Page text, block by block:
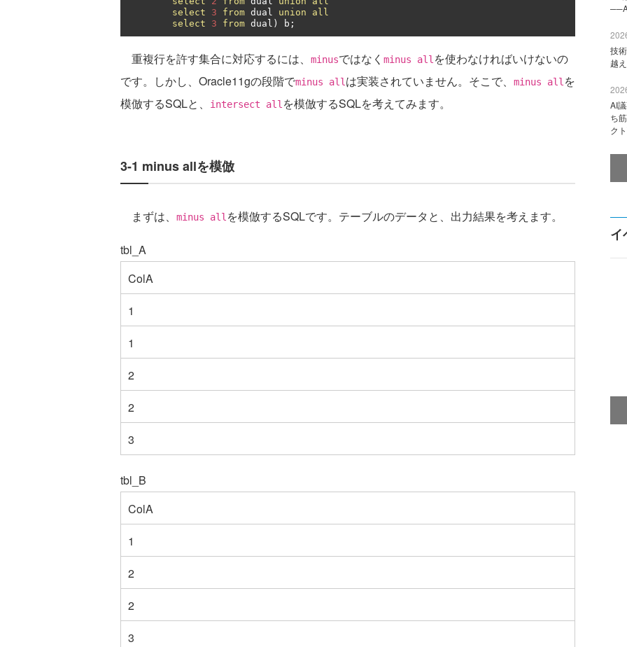
select
3 from dual union
all
select
3 from dual ) b ;
重複行を許す集合に対応するには、 minusではなく minus allを使わなければいけないの
です。しかし、Oracle11gの段階でminus allは実装されていません。そこで、 minus allを
模倣するSQLと、
intersect allを模倣するSQLを考えてみます。
3-1 minus allを模倣
まずは、 minus allを模倣するSQLです。テーブルのデータと、出力結果を考えます。
tbl_A
ColA
1
1
2
2
3
tbl_B
ColA
1
2
2
3
技
越
AI
ち
ク
イ